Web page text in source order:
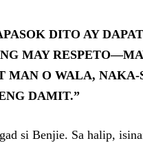
DITO AY DAPAT
MAY
MAN O WALA, NAKA-
DAMIT.”
si Benjie. Sa halip,